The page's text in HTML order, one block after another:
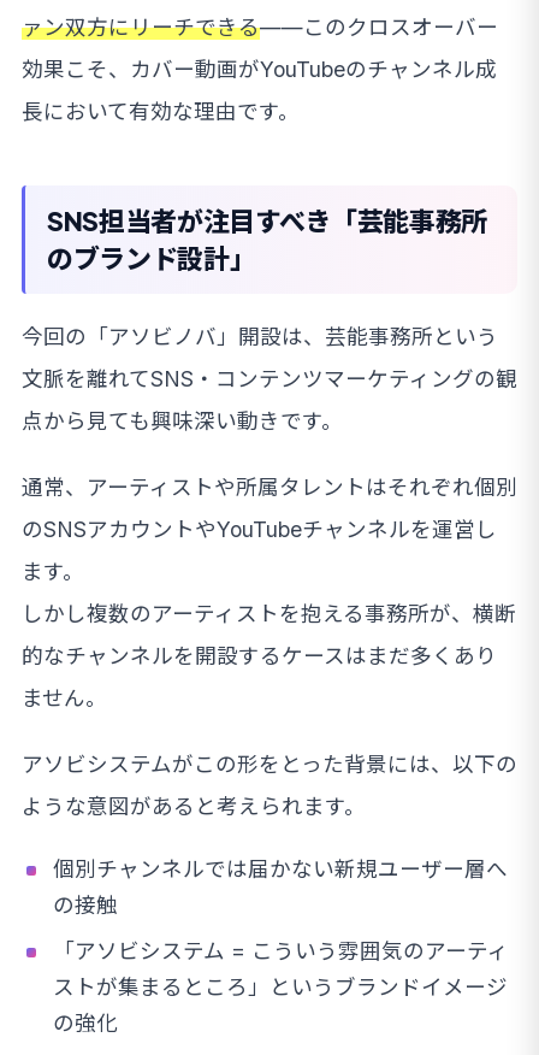
ァン双方にリーチできる——このクロスオーバー
効果こそ、カバー動画がYouTubeのチャンネル成
長において有効な理由です。
SNS担当者が注目すべき「芸能事務所
のブランド設計」
今回の「アソビノバ」開設は、芸能事務所という
文脈を離れてSNS・コンテンツマーケティングの観
点から見ても興味深い動きです。
通常、アーティストや所属タレントはそれぞれ個別
のSNSアカウントやYouTubeチャンネルを運営し
ます。
しかし複数のアーティストを抱える事務所が、横断
的なチャンネルを開設するケースはまだ多くあり
ません。
アソビシステムがこの形をとった背景には、以下の
ような意図があると考えられます。
個別チャンネルでは届かない新規ユーザー層へ
の接触
「アソビシステム = こういう雰囲気のアーティ
ストが集まるところ」というブランドイメージ
の強化